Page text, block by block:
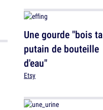
Une gourde "bois ta
putain de bouteille
d'eau"
Etsy